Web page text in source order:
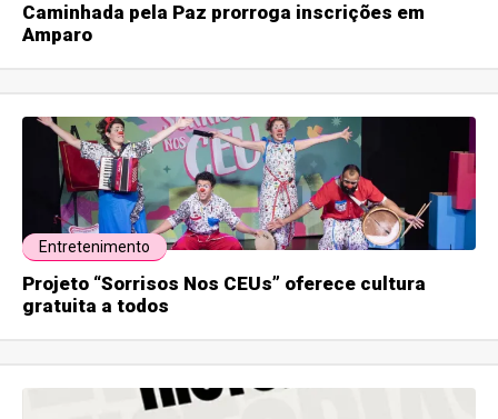
Caminhada pela Paz prorroga inscrições em
Amparo
Entretenimento
Projeto “Sorrisos Nos CEUs” oferece cultura
gratuita a todos